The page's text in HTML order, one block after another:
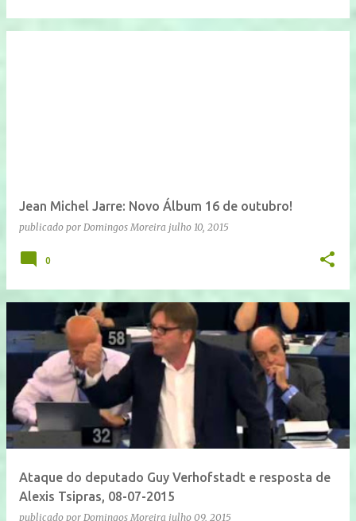
Jean Michel Jarre: Novo Álbum 16 de outubro!
publicado por Domingos Moreira julho 10, 2015
0
Ataque do deputado Guy Verhofstadt e resposta de
Alexis Tsipras, 08-07-2015
publicado por Domingos Moreira julho 09, 2015